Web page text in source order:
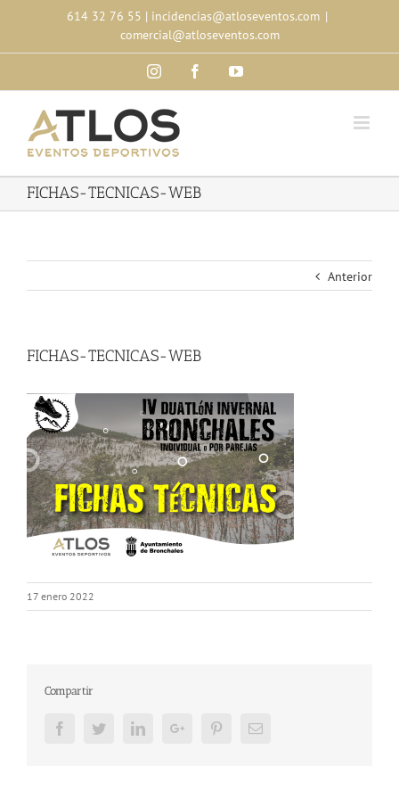
content
614 32 76 55 | incidencias@atloseventos.com |
comercial@atloseventos.com
InstagramFacebookYouTube
FICHAS-TECNICAS-WEB
Anterior
FICHAS-TECNICAS-WEB
17 enero 2022
Compartir
FacebookTwitterLinkedInGoogle+ PinterestEmail